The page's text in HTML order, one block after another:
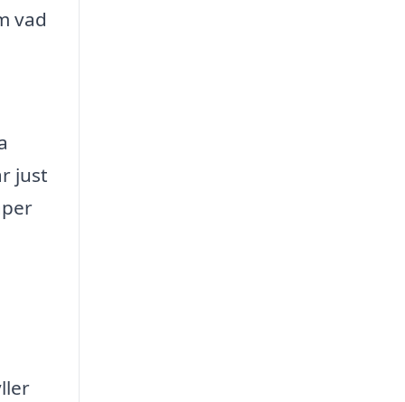
vad
just